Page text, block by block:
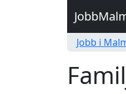
Jobb i